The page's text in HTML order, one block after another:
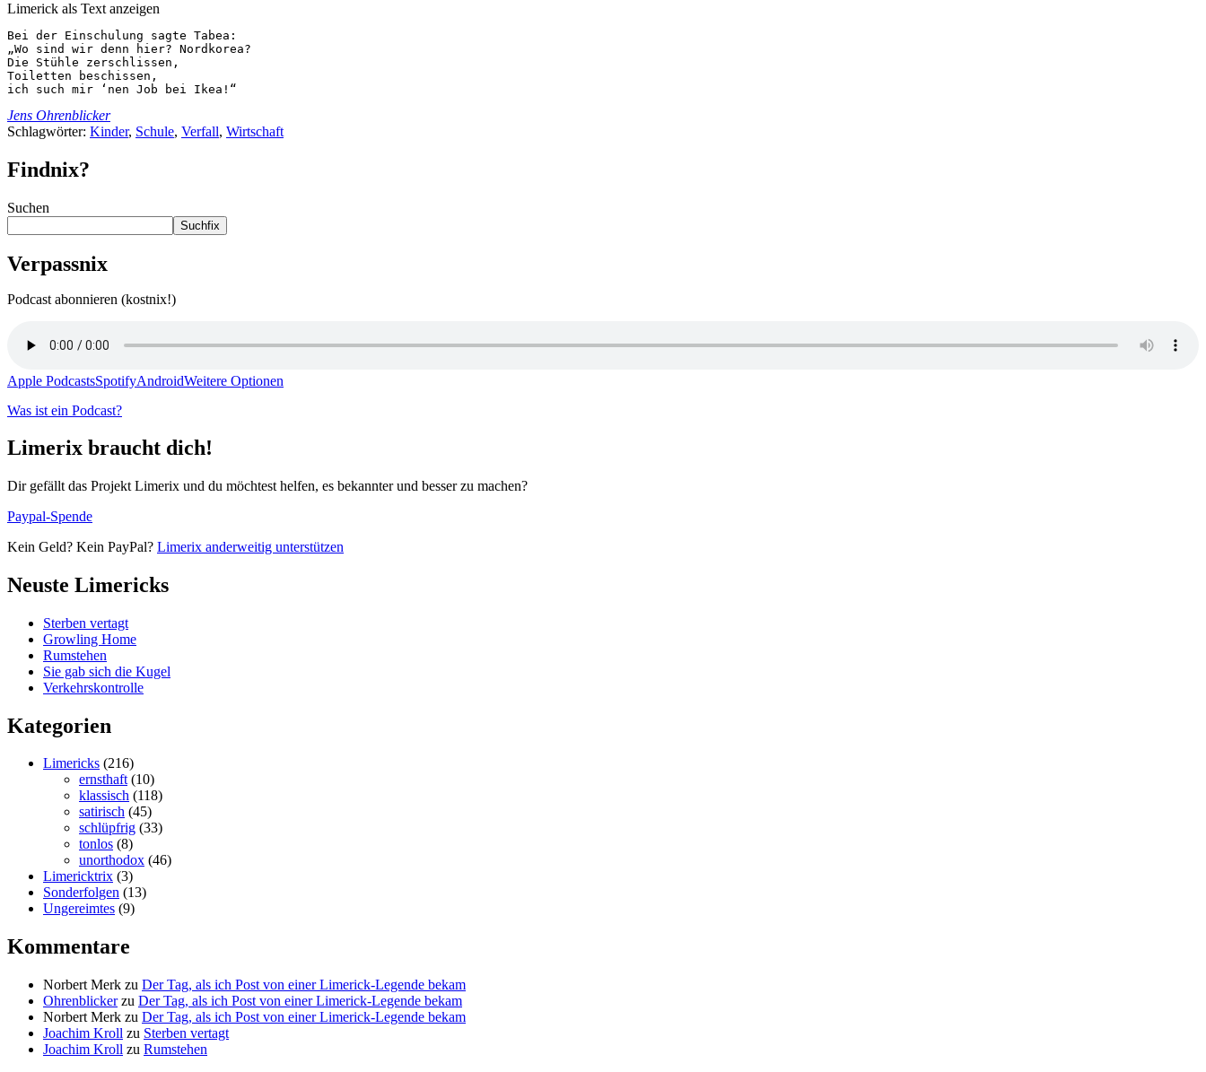
Limerick als Text anzeigen
Bei der Einschulung sagte Tabea:
„Wo sind wir denn hier? Nordkorea?
Die Stühle zerschlissen,
Toiletten beschissen,
ich such mir ‘nen Job bei Ikea!“
Jens Ohrenblicker
Schlagwörter: Kinder, Schule, Verfall, Wirtschaft
Findnix?
Suchen
Suchfix
Verpassnix
Podcast abonnieren (kostnix!)
Apple PodcastsSpotifyAndroidWeitere Optionen
Was ist ein Podcast?
Limerix braucht dich!
Dir gefällt das Projekt Limerix und du möchtest helfen, es bekannter und besser zu machen?
Paypal-Spende
Kein Geld? Kein PayPal? Limerix anderweitig unterstützen
Neuste Limericks
Sterben vertagt
Growling Home
Rumstehen
Sie gab sich die Kugel
Verkehrskontrolle
Kategorien
Limericks (216)
ernsthaft(10)
klassisch (118)
satirisch (45)
schlüpfrig (33)
tonlos (8)
unorthodox (46)
Limericktrix (3)
Sonderfolgen (13)
Ungereimtes (9)
Kommentare
Norbert Merk zu Der Tag, als ich Post von einer Limerick-Legende bekam
Ohrenblickerzu Der Tag, als ich Post von einer Limerick-Legende bekam
Norbert Merk zu Der Tag, als ich Post von einer Limerick-Legende bekam
Joachim Kroll zu Sterben vertagt
Joachim Kroll zu Rumstehen